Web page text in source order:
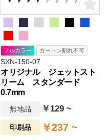
フルカラー カートン割れ不可
SXN-150-07
オリジナル ジェットスト
リーム スタンダード
0.7mm
無地品 ￥129 ~
印刷品 ￥237 ~